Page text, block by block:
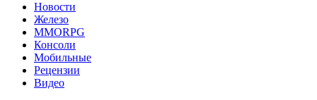
Новости
Железо
MMORPG
Консоли
Мобильные
Рецензии
Видео